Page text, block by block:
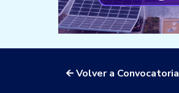
🡨 Volver a Convocatoria